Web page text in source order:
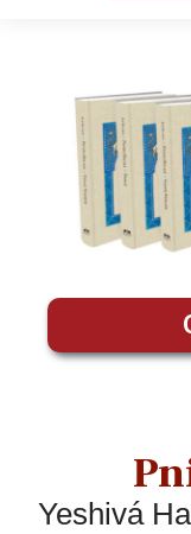
Yeshivá